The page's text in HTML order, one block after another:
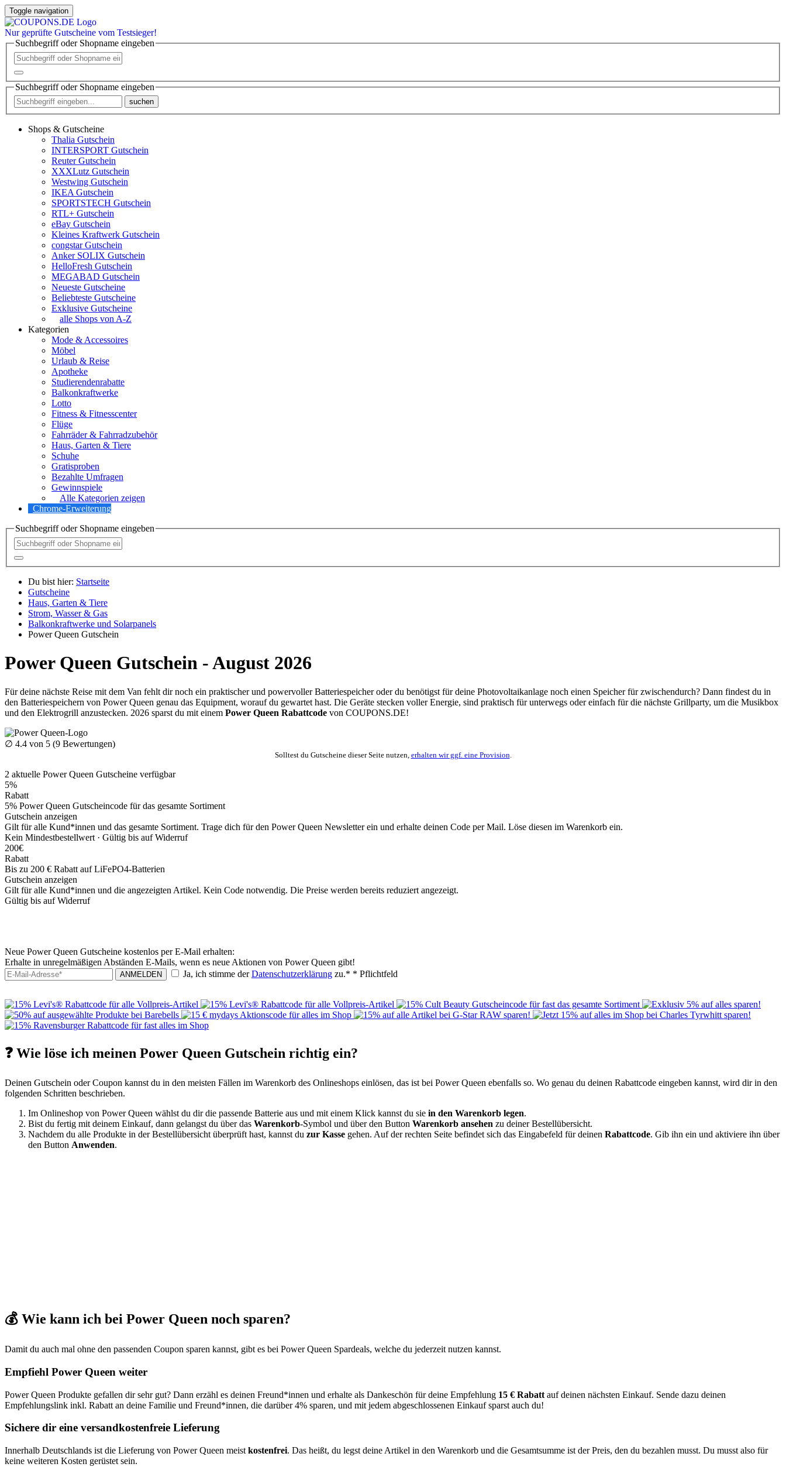
Toggle navigation
Nur geprüfte Gutscheine vom Testsieger!
Suchbegriff oder Shopname eingeben
Suchbegriff oder Shopname eingeben
suchen
Shops & Gutscheine
Thalia Gutschein
INTERSPORT Gutschein
Reuter Gutschein
XXXLutz Gutschein
Westwing Gutschein
IKEA Gutschein
SPORTSTECH Gutschein
RTL+ Gutschein
eBay Gutschein
Kleines Kraftwerk Gutschein
congstar Gutschein
Anker SOLIX Gutschein
HelloFresh Gutschein
MEGABAD Gutschein
Neueste Gutscheine
Beliebteste Gutscheine
Exklusive Gutscheine
alle Shops von A-Z
Kategorien
Mode & Accessoires
Möbel
Urlaub & Reise
Apotheke
Studierendenrabatte
Balkonkraftwerke
Lotto
Fitness & Fitnesscenter
Flüge
Fahrräder & Fahrradzubehör
Haus, Garten & Tiere
Schuhe
Gratisproben
Bezahlte Umfragen
Gewinnspiele
Alle Kategorien zeigen
Chrome-Erweiterung
Suchbegriff oder Shopname eingeben
Du bist hier: Startseite
Gutscheine
Haus, Garten & Tiere
Strom, Wasser & Gas
Balkonkraftwerke und Solarpanels
Power Queen Gutschein
Power Queen Gutschein - August 2026
Für deine nächste Reise mit dem Van fehlt dir noch ein praktischer und powervoller Batteriespeicher oder du benötigst für deine Photovoltaikanlage noch einen Speicher für zwischendurch? Dann findest du in
den Batteriespeichern von Power Queen genau das Equipment, worauf du gewartet hast. Die Geräte stecken voller Energie, sind praktisch für unterwegs oder einfach für die nächste Grillparty, um die Musikbox
und den Elektrogrill anzustecken. 2026 sparst du mit einem Power Queen Rabattcode von COUPONS.DE!
∅ 4.4 von 5 (9 Bewertungen)
Solltest du Gutscheine dieser Seite nutzen, erhalten wir ggf. eine Provision
2 aktuelle Power Queen Gutscheine verfügbar
5%
Rabatt
5% Power Queen Gutscheincode für das gesamte Sortiment
Gutschein anzeigen
Gilt für alle Kund*innen und das gesamte Sortiment. Trage dich für den Power Queen Newsletter ein und erhalte deinen Code per Mail. Löse diesen im Warenkorb ein.
Kein Mindestbestellwert · Gültig bis auf Widerruf
200€
Rabatt
Bis zu 200 € Rabatt auf LiFePO4-Batterien
Gutschein anzeigen
Gilt für alle Kund*innen und die angezeigten Artikel. Kein Code notwendig. Die Preise werden bereits reduziert angezeigt.
Gültig bis auf Widerruf
Neue Power Queen Gutscheine kostenlos per E-Mail erhalten:
Erhalte in unregelmäßigen Abständen E-Mails, wenn es neue Aktionen von Power Queen gibt!
ANMELDEN Ja, ich stimme derDatenschutzerklärung zu.* * Pflichtfeld
❓ Wie löse ich meinen Power Queen Gutschein richtig ein?
Deinen Gutschein oder Coupon kannst du in den meisten Fällen im Warenkorb des Onlineshops einlösen, das ist bei Power Queen ebenfalls so. Wo genau du deinen Rabattcode eingeben kannst, wird dir in den
folgenden Schritten beschrieben.
Im Onlineshop von Power Queen wählst du dir die passende Batterie aus und mit einem Klick kannst du sie in den Warenkorb legen.
Bist du fertig mit deinem Einkauf, dann gelangst du über das Warenkorb-Symbol und über den Button Warenkorb ansehen zu deiner Bestellübersicht.
Nachdem du alle Produkte in der Bestellübersicht überprüft hast, kannst du zur Kasse gehen. Auf der rechten Seite befindet sich das Eingabefeld für deinen Rabattcode. Gib ihn ein und aktiviere ihn über
den Button Anwenden.
💰 Wie kann ich bei Power Queen noch sparen?
Damit du auch mal ohne den passenden Coupon sparen kannst, gibt es bei Power Queen Spardeals, welche du jederzeit nutzen kannst.
Empfiehl Power Queen weiter
Power Queen Produkte gefallen dir sehr gut? Dann erzähl es deinen Freund*innen und erhalte als Dankeschön für deine Empfehlung 15 € Rabatt auf deinen nächsten Einkauf. Sende dazu deinen
Empfehlungslink inkl. Rabatt an deine Familie und Freund*innen, die darüber 4% sparen, und mit jedem abgeschlossenen Einkauf sparst auch du!
Sichere dir eine versandkostenfreie Lieferung
Innerhalb Deutschlands ist die Lieferung von Power Queen meist kostenfrei. Das heißt, du legst deine Artikel in den Warenkorb und die Gesamtsumme ist der Preis, den du bezahlen musst. Du musst also für
keine weiteren Kosten gerüstet sein.